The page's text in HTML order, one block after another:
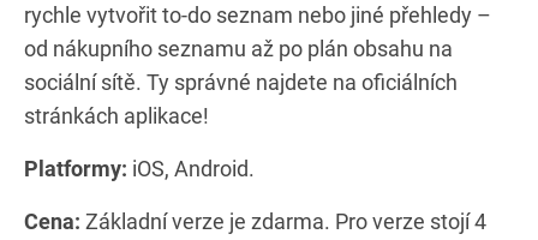
rychle vytvořit to-do seznam nebo jiné přehledy –
od nákupního seznamu až po plán obsahu na
sociální sítě. Ty správné najdete na oficiálních
stránkách aplikace!
Platformy: iOS, Android.
Cena: Základní verze je zdarma. Pro verze stojí 4